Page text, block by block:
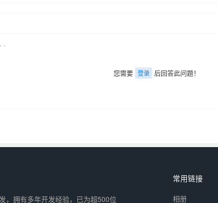
您需要 登录 后回答此问题！
，拥有多年开发经验，已为超500位
常用链接
相册